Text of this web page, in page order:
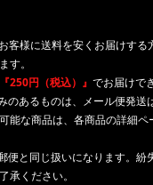
客様に送料を安くお届けする
す。
250円（税込）』 でお届けで
のあるものは、メール便発送
能な商品は、各商品の詳細ペ
便と同じ扱いになります。紛
承ください。